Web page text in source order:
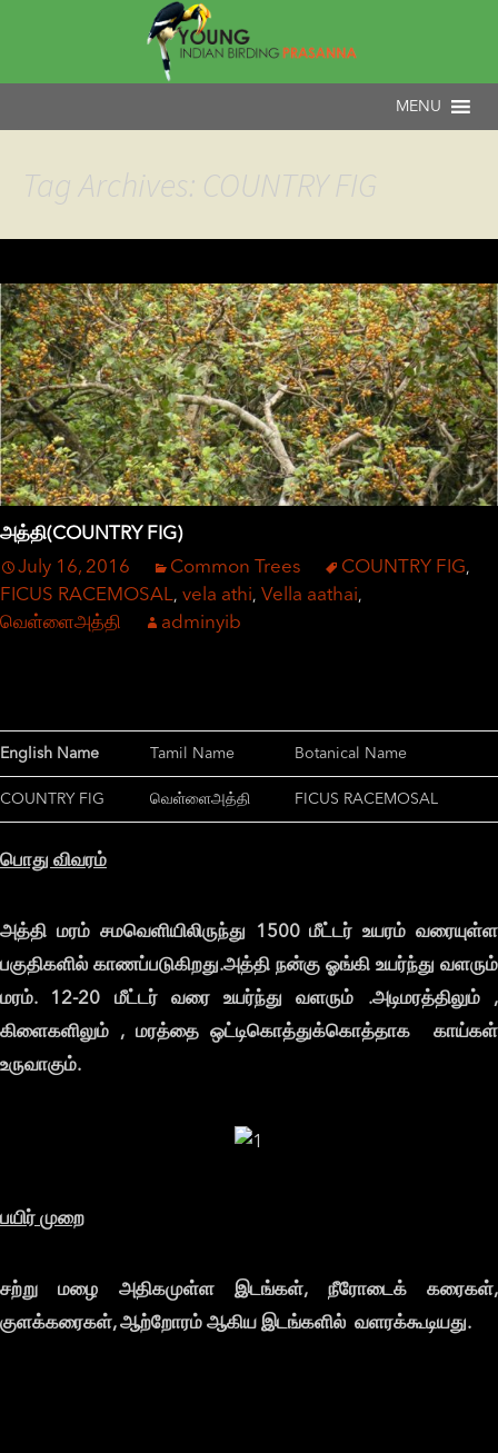
Tag Archives: COUNTRY FIG
அத்தி(COUNTRY FIG)
July 16, 2016
Common Trees COUNTRY FIG,
FICUS RACEMOSAL, vela athi, Vella aathai,
வெள்ளைஅத்தி adminyib
English Name Tamil Name Botanical Name
COUNTRY FIG வெள்ளைஅத்தி FICUS RACEMOSAL
பொது விவரம்
அத்தி மரம் சமவெளியிலிருந்து 1500மீட்டர்உயரம்வரையுள்ள
பகுதிகளில் காணப்படுகிறது.அத்தி நன்கு ஓங்கி உயர்ந்து வளரும்
மரம்.
12-20 மீட்டர் வரைஉயர்ந்துவளரும் .அடிமரத்திலும் ,
கிளைகளிலும் , மரத்தைஒட்டிகொத்துக்கொத்தாககாய்கள்
உருவாகும்.
பயிர் முறை
சற்றுமழை அதிகமுள்ளஇடங்கள், நீரோடைக்கரைகள்,
குளக்கரைகள்,ஆற்றோரம் ஆகிய இடங்களில் வளரக்கூடியது.